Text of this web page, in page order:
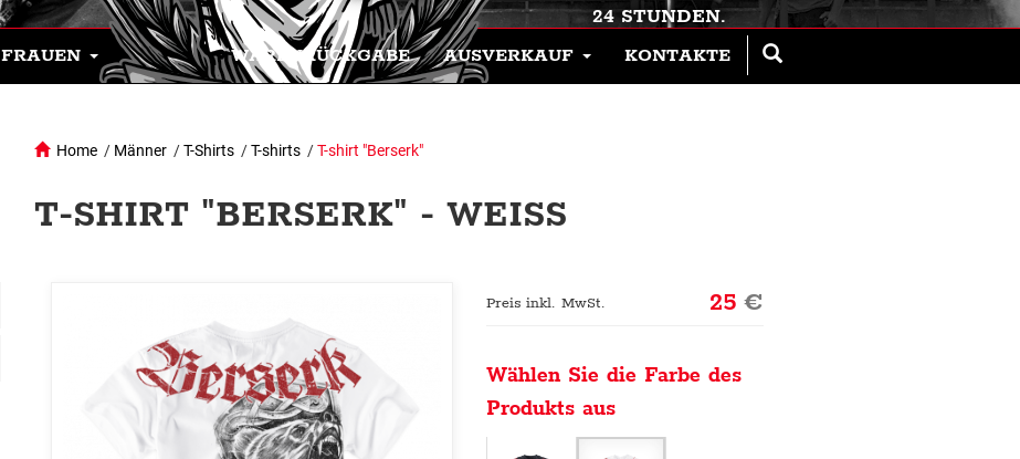
24 STUNDEN.
FRAUEN WARENRÜCKGABE AUSVERKAUF KONTAKTE
Home / Männer /T-Shirts /T-shirts /T-shirt "Berserk"
T-SHIRT "BERSERK" - WEISS
Preis inkl. MwSt. 25€
Wählen Sie die Farbe des
Produkts aus